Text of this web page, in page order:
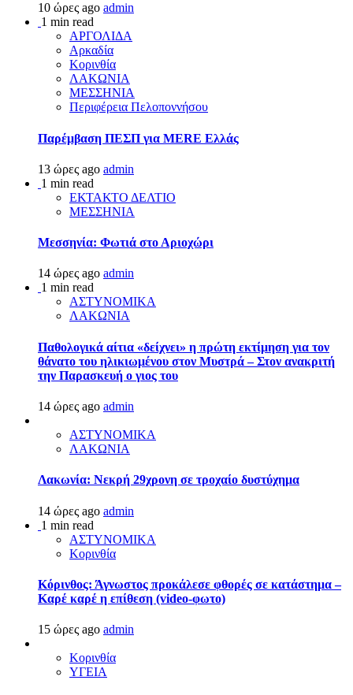
10 ώρες ago admin
1 min read
ΑΡΓΟΛΙΔΑ
Αρκαδία
Κορινθία
ΛΑΚΩΝΙΑ
ΜΕΣΣΗΝΙΑ
Περιφέρεια Πελοποννήσου
Παρέμβαση ΠΕΣΠ για MERE Ελλάς
13 ώρες ago admin
1 min read
ΕΚΤΑΚΤΟ ΔΕΛΤΙΟ
ΜΕΣΣΗΝΙΑ
Μεσσηνία: Φωτιά στο Αριοχώρι
14 ώρες ago admin
1 min read
ΑΣΤΥΝΟΜΙΚΑ
ΛΑΚΩΝΙΑ
Παθολογικά αίτια «δείχνει» η πρώτη εκτίμηση για τον
θάνατο του ηλικιωμένου στον Μυστρά – Στον ανακριτή
την Παρασκευή ο γιος του
14 ώρες ago admin
ΑΣΤΥΝΟΜΙΚΑ
ΛΑΚΩΝΙΑ
Λακωνία: Νεκρή 29χρονη σε τροχαίο δυστύχημα
14 ώρες ago admin
1 min read
ΑΣΤΥΝΟΜΙΚΑ
Κορινθία
Κόρινθος: Άγνωστος προκάλεσε φθορές σε κατάστημα –
Καρέ καρέ η επίθεση (video-φωτο)
15 ώρες ago admin
Κορινθία
ΥΓΕΙΑ